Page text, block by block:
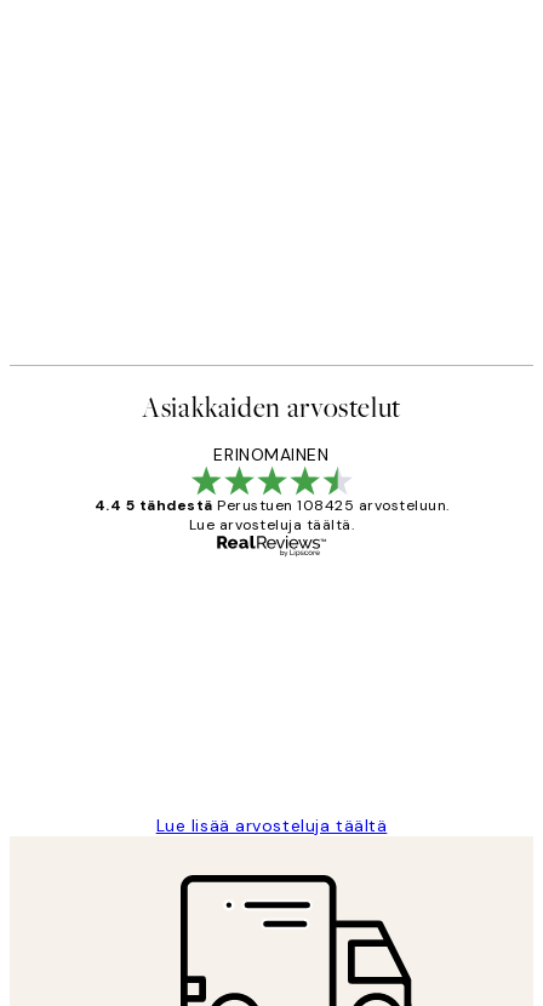
Asiakkaiden arvostelut
ERINOMAINEN
4.4 5 tähdestä Perustuen 108425 arvosteluun.
Lue arvosteluja täältä.
Lue lisää arvosteluja täältä